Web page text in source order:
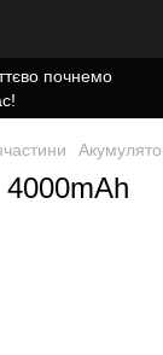
почнемо